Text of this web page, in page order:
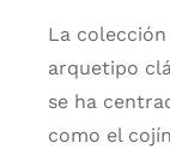
La
arquetipo
se ha
como el